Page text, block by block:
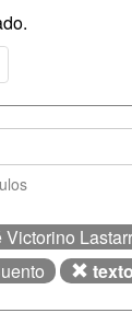
Victorino